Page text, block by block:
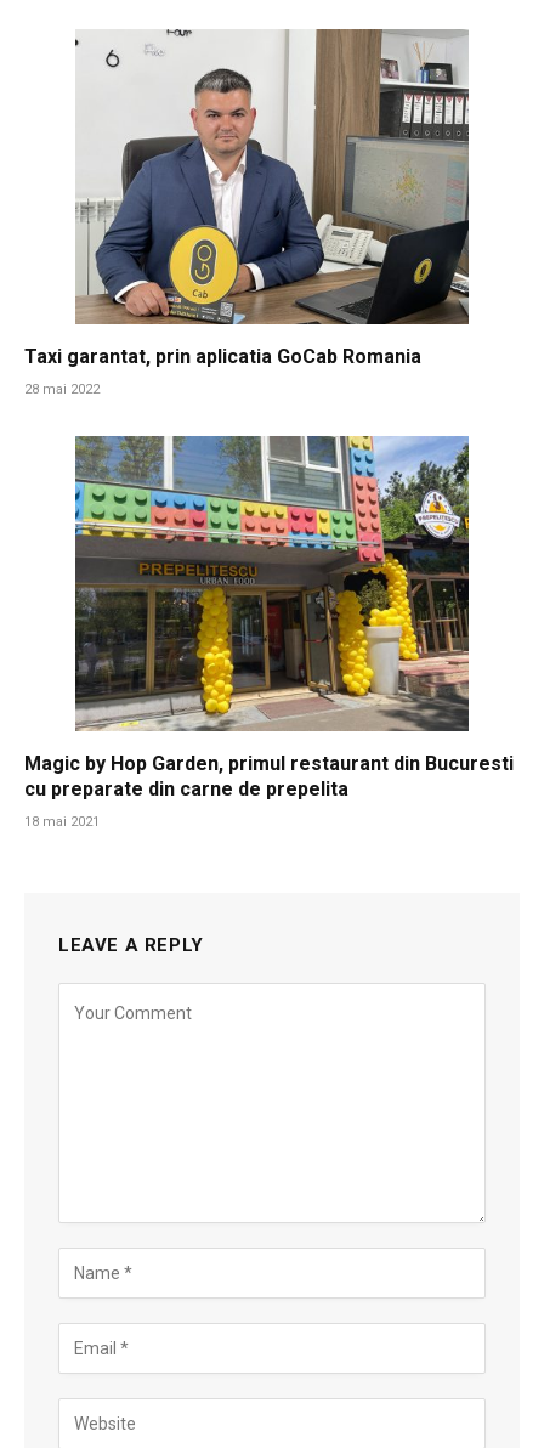
Taxi garantat, prin aplicatia GoCab Romania
28 mai 2022
Magic by Hop Garden, primul restaurant din Bucuresti
cu preparate din carne de prepelita
18 mai 2021
LEAVE A REPLY